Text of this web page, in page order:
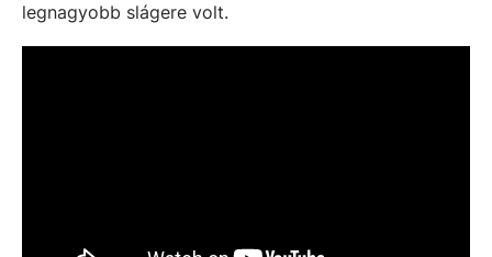
legnagyobb slágere volt.